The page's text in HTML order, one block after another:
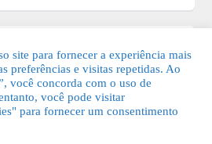
Comercial Grátis. Todos os direitos
site para fornecer a experiência mais
preferências e visitas repetidas. Ao
você concorda com o uso de
você pode visitar
para fornecer um consentimento